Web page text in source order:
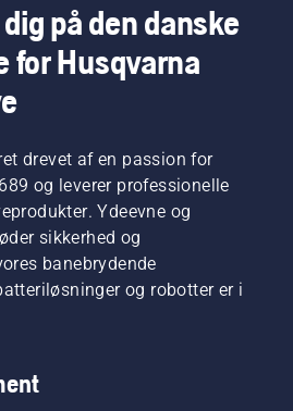
på den danske
for Husqvarna
drevet af en passion for
og leverer professionelle
Ydeevne og
sikkerhed og
banebrydende
og robotter er i